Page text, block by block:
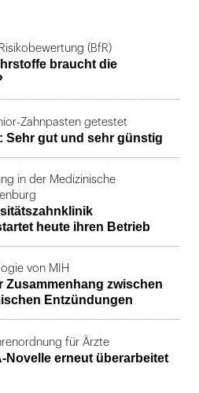
(BfR)
braucht die
Zahnpasten getestet
Sehr gut und sehr günstig
in der Medizinische
heute ihren Betrieb
von MIH
Zusammenhang zwischen
Entzündungen
für Ärzte
Novelle erneut überarbeitet